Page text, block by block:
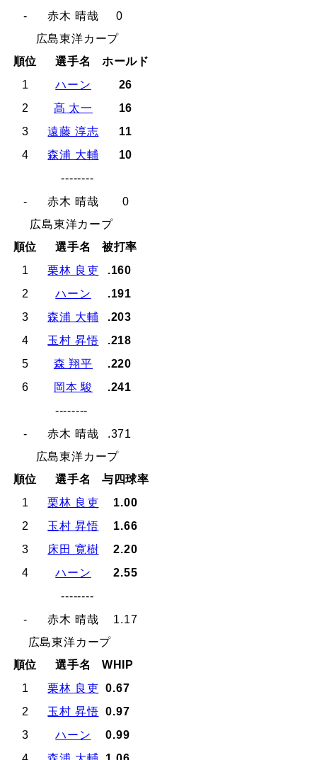
-
赤木 晴哉
0
広島東洋カープ
順位
選手名
ホールド
1
ハーン
26
2
髙 太一
16
3
遠藤 淳志
11
4
森浦 大輔
10
--------
-
赤木 晴哉
0
広島東洋カープ
順位
選手名
被打率
1
栗林 良吏
.160
2
ハーン
.191
3
森浦 大輔
.203
4
玉村 昇悟
.218
5
森 翔平
.220
6
岡本 駿
.241
--------
-
赤木 晴哉
.371
広島東洋カープ
順位
選手名
与四球率
1
栗林 良吏
1.00
2
玉村 昇悟
1.66
3
床田 寛樹
2.20
4
ハーン
2.55
--------
-
赤木 晴哉
1.17
広島東洋カープ
順位
選手名
WHIP
1
栗林 良吏
0.67
2
玉村 昇悟
0.97
3
ハーン
0.99